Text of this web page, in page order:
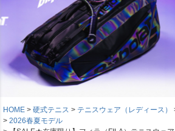
HOME 硬式テニス テニスウェア（レディース）
2026春夏モデル